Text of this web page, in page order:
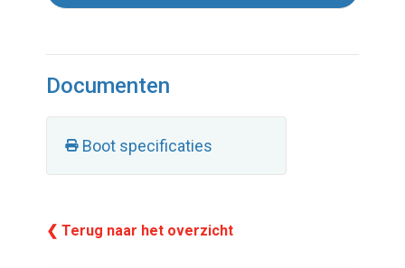
Documenten
Boot specificaties
❮ Terug naar het overzicht